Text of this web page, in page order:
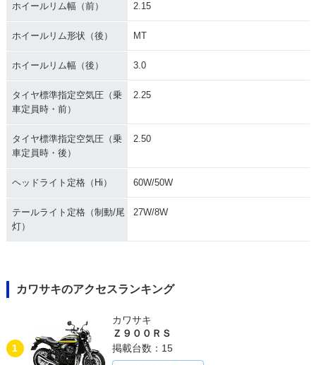
ホイールリム幅（前） 2.15
ホイールリム形状（後） MT
ホイールリム幅（後） 3.0
タイヤ標準指定空気圧（乗
車定員時・前）
2.25
タイヤ標準指定空気圧（乗
車定員時・後）
2.50
ヘッドライト定格（Hi） 60W/50W
テールライト定格（制動/尾
灯）
27W/8W
カワサキのアクセスランキング
1
カワサキ
Ｚ９００ＲＳ
掲載台数：15